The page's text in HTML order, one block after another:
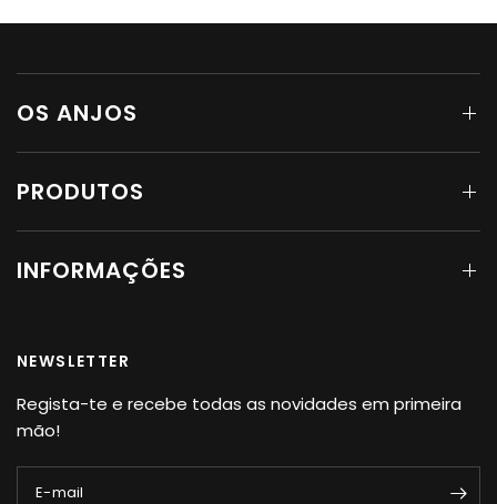
OS ANJOS
PRODUTOS
INFORMAÇÕES
NEWSLETTER
Regista-te e recebe todas as novidades em primeira
mão!
E-mail